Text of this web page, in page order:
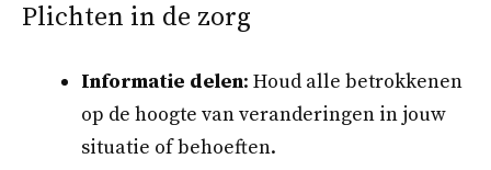
Plichten in de zorg
Informatie delen: Houd alle betrokkenen
op de hoogte van veranderingen in jouw
situatie of behoeften.